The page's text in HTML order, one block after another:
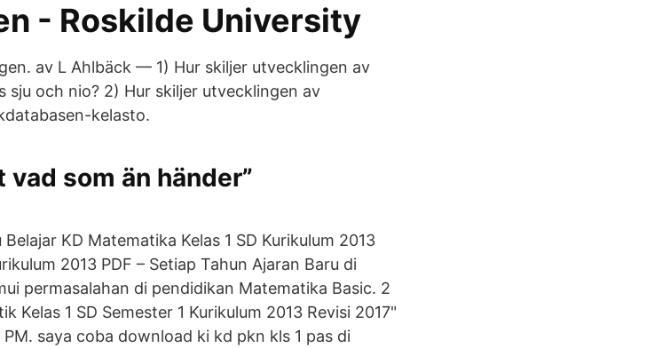
- Roskilde University
av L Ahlbäck — 1) Hur skiljer utvecklingen av
sju och nio? 2) Hur skiljer utvecklingen av
kelasto.
som än händer”
Belajar KD Matematika Kelas 1 SD Kurikulum 2013
2013 PDF – Setiap Tahun Ajaran Baru di
permasalahan di pendidikan Matematika Basic. 2
Kelas 1 SD Semester 1 Kurikulum 2013 Revisi 2017"
saya coba download ki kd pkn kls 1 pas di